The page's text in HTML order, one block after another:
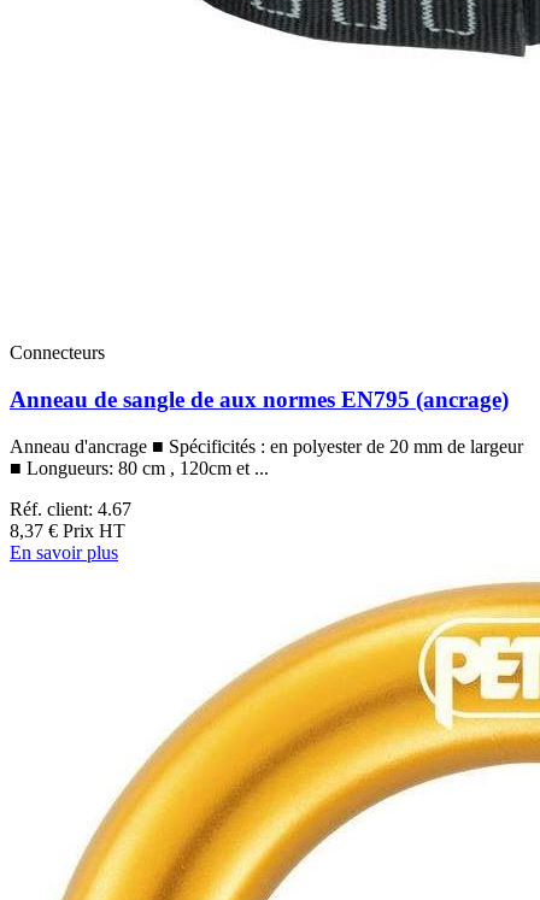
Connecteurs
Anneau de sangle de aux normes EN795 (ancrage)
Anneau d'ancrage ■ Spécificités : en polyester de 20 mm de largeur
■ Longueurs: 80 cm , 120cm et ...
Réf. client: 4.67
8,37 € Prix HT
En savoir plus